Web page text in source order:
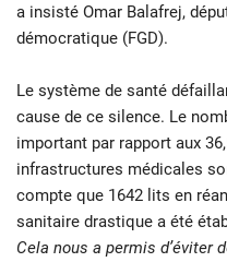
a insisté Omar Balafrej,
démocratique (FGD).
Le système de santé
cause de ce silence. Le
important par rapport aux
infrastructures médicales
compte que 1642 lits en
sanitaire drastique a été
Cela nous a permis d’éviter